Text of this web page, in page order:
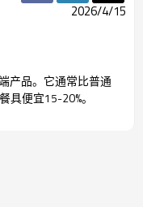
2026/4/15
产品。它通常比普通
具便宜15-20%。